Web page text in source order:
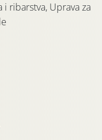
ribarstva, Uprava za